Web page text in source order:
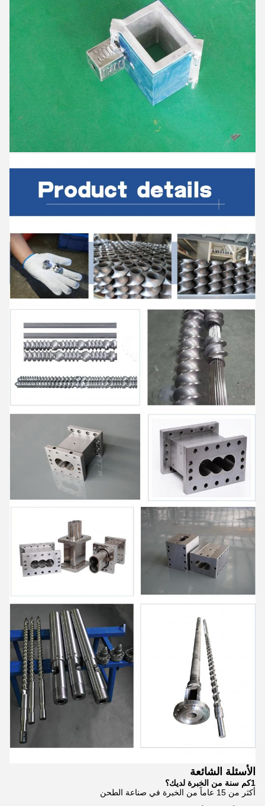
الأسئلة الشائعة
1كم سنة من الخبرة لديك؟
أكثر من 15 عاماً من الخبرة في صناعة الطحن